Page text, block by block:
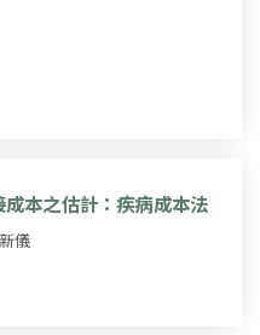
本之估計：疾病成本法
儀